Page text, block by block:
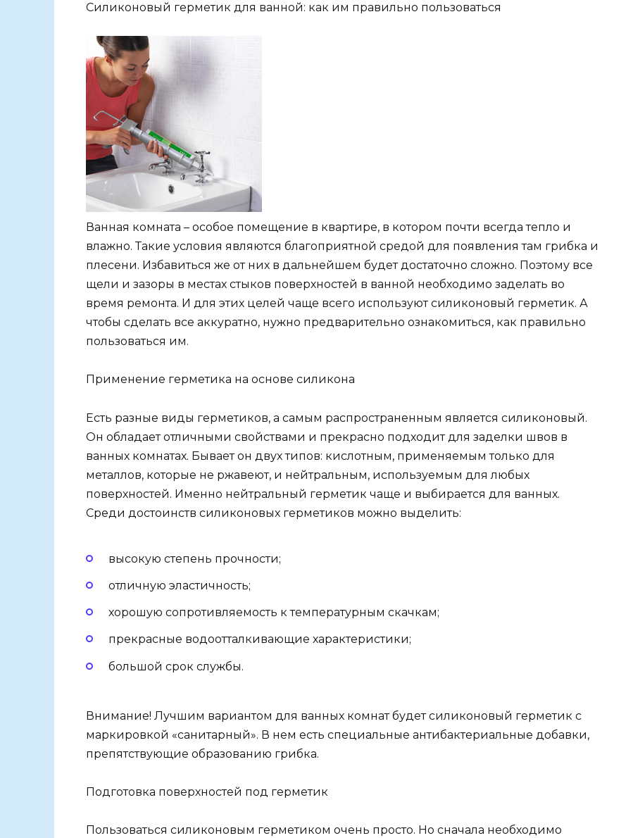
Силиконовый герметик для ванной: как им правильно пользоваться
Ванная комната – особое помещение в квартире, в котором почти всегда тепло и
влажно. Такие условия являются благоприятной средой для появления там грибка и
плесени. Избавиться же от них в дальнейшем будет достаточно сложно. Поэтому все
щели и зазоры в местах стыков поверхностей в ванной необходимо заделать во
время ремонта. И для этих целей чаще всего используют силиконовый герметик. А
чтобы сделать все аккуратно, нужно предварительно ознакомиться, как правильно
пользоваться им.
Применение герметика на основе силикона
Есть разные виды герметиков, а самым распространенным является силиконовый.
Он обладает отличными свойствами и прекрасно подходит для заделки швов в
ванных комнатах. Бывает он двух типов: кислотным, применяемым только для
металлов, которые не ржавеют, и нейтральным, используемым для любых
поверхностей. Именно нейтральный герметик чаще и выбирается для ванных.
Среди достоинств силиконовых герметиков можно выделить:
высокую степень прочности;
отличную эластичность;
хорошую сопротивляемость к температурным скачкам;
прекрасные водоотталкивающие характеристики;
большой срок службы.
Внимание! Лучшим вариантом для ванных комнат будет силиконовый герметик с
маркировкой «санитарный». В нем есть специальные антибактериальные добавки,
препятствующие образованию грибка.
Подготовка поверхностей под герметик
Пользоваться силиконовым герметиком очень просто. Но сначала необходимо